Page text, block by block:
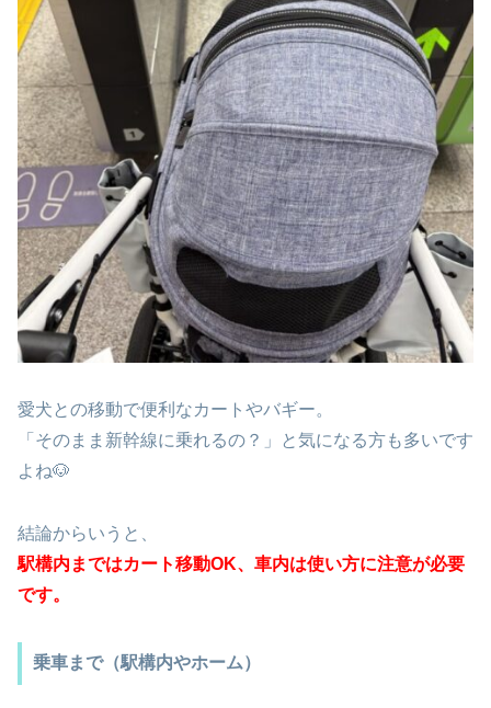
愛犬との移動で便利なカートやバギー。
「そのまま新幹線に乗れるの？」と気になる方も多いです
よね🐶
結論からいうと、
駅構内まではカート移動OK、車内は使い方に注意が必要
です。
乗車まで（駅構内やホーム）